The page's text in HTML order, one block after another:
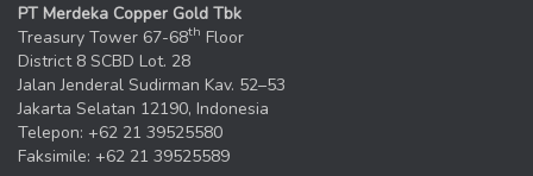
PT Merdeka Copper Gold Tbk
Treasury Tower 67-68th Floor
District 8 SCBD Lot. 28
Jalan Jenderal Sudirman Kav. 52–53
Jakarta Selatan 12190, Indonesia
Telepon: +62 21 39525580
Faksimile: +62 21 39525589